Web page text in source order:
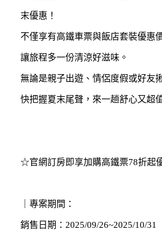
末優惠！
不僅享有高鐵車票與飯店套裝優惠
讓旅程多一份清涼好滋味。
無論是親子出遊、情侶度假或好友
快把握夏末尾聲，來一趟舒心又超
☆官網訂房即享加購高鐵票78折起
｜專案期間：
銷售日期：2025/09/26~2025/10/31